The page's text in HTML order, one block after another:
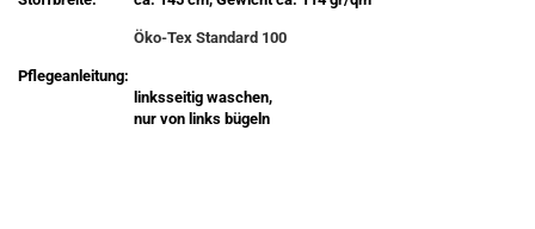
Öko-Tex Standard 100
Pflegeanleitung:
linksseitig waschen,
nur von links bügeln